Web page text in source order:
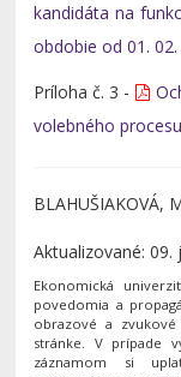
kandidáta na
obdobie od 01.
Príloha č. 3 -
volebného procesu
BLAHUŠIAKOVÁ,
Aktualizované: 09.
Ekonomická
povedomia a
obrazové a
stránke. V prípade
záznamom si